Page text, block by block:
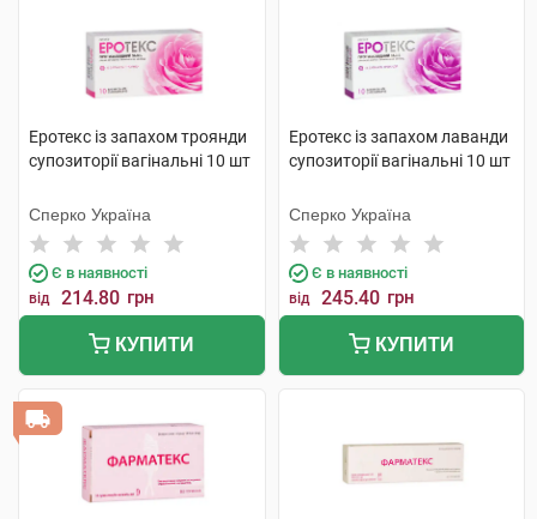
Еротекс із запахом троянди
супозиторії вагінальні 10 шт
Сперко Україна
Є в наявності
від 214.80 грн
КУПИТИ
Еротекс із запахом лаванди
супозиторії вагінальні 10 шт
Сперко Україна
Є в наявності
від 245.40 грн
КУПИТИ